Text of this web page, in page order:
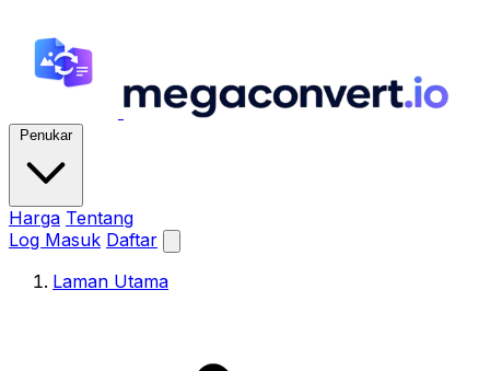
Penukar
Harga Tentang
Log Masuk Daftar
Laman Utama